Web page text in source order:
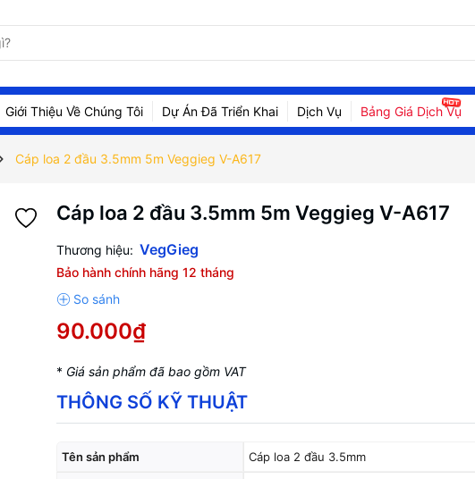
Giới Thiệu Về Chúng Tôi Dự Án Đã Triển Khai Dịch Vụ Bảng Giá Dịch Vụ
Cáp loa 2 đầu 3.5mm 5m Veggieg V-A617
Cáp loa 2 đầu 3.5mm 5m Veggieg V-A617
Thương hiệu: VegGieg
Bảo hành chính hãng 12 tháng
90.000₫
* Giá sản phẩm đã bao gồm VAT
THÔNG SỐ KỸ THUẬT
Tên sản phẩm Cáp loa 2 đầu 3.5mm